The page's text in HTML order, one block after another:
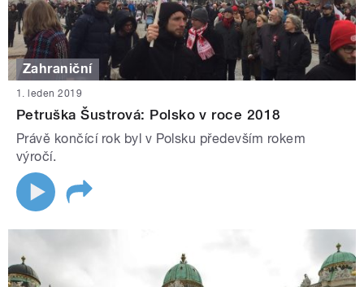
Zahraniční
1. leden 2019
Petruška Šustrová: Polsko v roce 2018
Právě končící rok byl v Polsku především rokem
výročí.